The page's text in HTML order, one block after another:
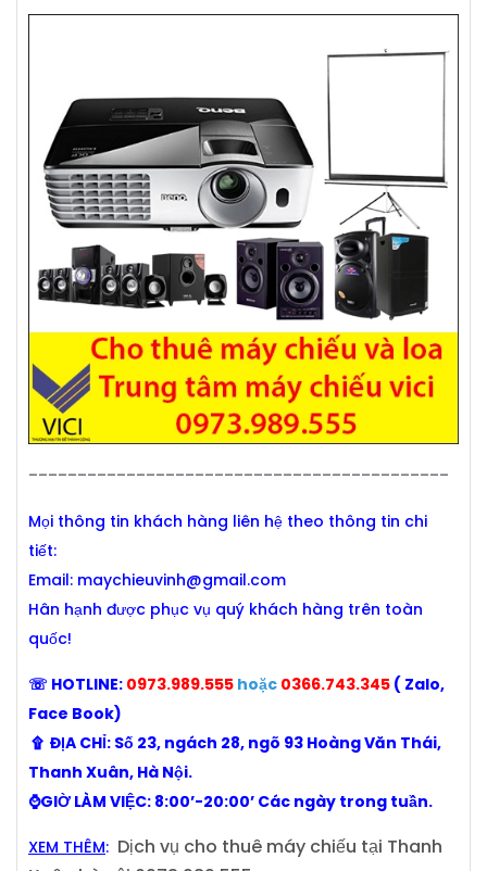
-------------------------------------------
Mọi thông tin khách hàng liên hệ theo thông tin chi
tiết:
Email: maychieuvinh@gmail.com
Hân hạnh được phục vụ quý khách hàng trên toàn
quốc!
☏ HOTLINE: 0973.989.555 hoặc 0366.743.345 ( Zalo,
Face Book)
۩ ĐỊA CHỈ: Số 23, ngách 28, ngõ 93 Hoàng Văn Thái,
Thanh Xuân, Hà Nội.
⌚GIỜ LÀM VIỆC: 8:00’-20:00’ Các ngày trong tuần.
XEM THÊM: Dịch vụ cho thuê máy chiếu tại Thanh